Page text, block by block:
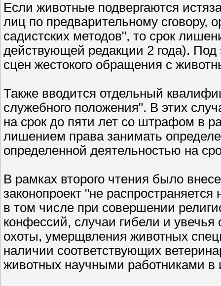
Если животные подвергаются
лиц по предварительному сговору,
садистских методов", то срок
действующей редакции 2 года).
сцен жестокого обращения с
Также вводится отдельный
служебного положения". В этих
на срок до пяти лет со штрафом в
лишением права занимать
определенной деятельностью на
В рамках второго чтения было
законопроект "не
в том числе при совершении
конфессий, случаи гибели и
охоты, умерщвления животных
наличии соответствующих
животных научными работниками в